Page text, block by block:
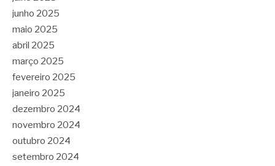
junho 2025
maio 2025
abril 2025
março 2025
fevereiro 2025
janeiro 2025
dezembro 2024
novembro 2024
outubro 2024
setembro 2024